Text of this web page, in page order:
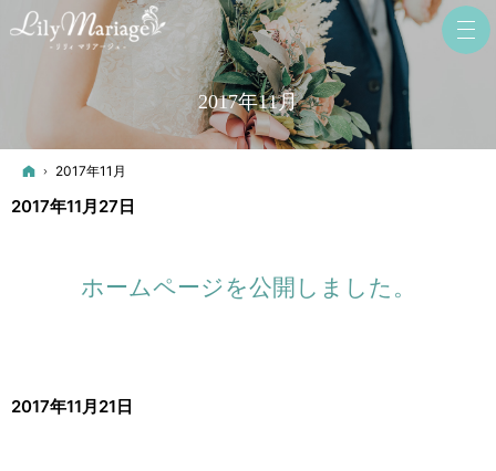
2017年11月
ホーム
2017年11月
2017年11月27日
ホームページを公開しました。
2017年11月21日